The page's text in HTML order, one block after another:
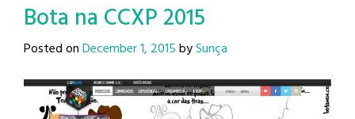
Bota na CCXP 2015
Posted onDecember 1, 2015bySunça